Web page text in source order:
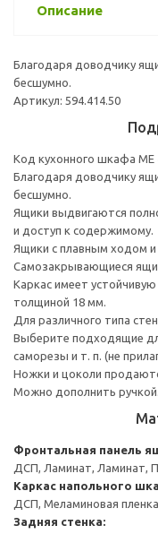
Описание
Благодаря доводчику
бесшумно.
Артикул: 594.414.50
Код кухонного шкафа ME
Благодаря доводчику
бесшумно.
Ящики выдвигаются
и доступ к содержимому.
Ящики с плавным ходом и
Самозакрывающиеся
Каркас имеет
толщиной 18 мм.
Для различного типа
Выберите подходящие
саморезы и т. п. (не
Ножки и цоколи
Можно дополнить ручкой.
Фронтальная панель
ДСП, Ламинат, Ламинат,
Каркас напольного
ДСП, Меламиновая
Задняя стенка: